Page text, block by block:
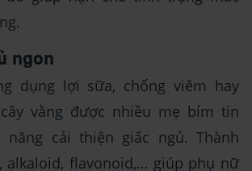
ngon
dụng lợi sữa, chống viêm hay
vằng được nhiều mẹ bỉm tin
năng cải thiện giấc ngủ. Thành
alkaloid, flavonoid,… giúp phụ nữ